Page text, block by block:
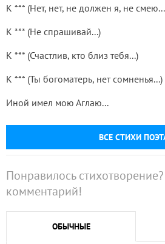
ВСЕ СТИХИ
К *** (Нет, нет, не должен я, не
К *** (Не спрашивай...)
К *** (Счастлив, кто близ тебя...)
К *** (Ты богоматерь, нет сомненья...)
Иной имел мою Аглаю...
Понравилось
комментарий!
ОБЫЧНЫЕ